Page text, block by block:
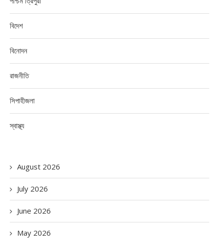
বিদেশ
বিনোদন
রাজনীতি
সিপাহীজলা
স্বাস্থ্য
August 2026
July 2026
June 2026
May 2026